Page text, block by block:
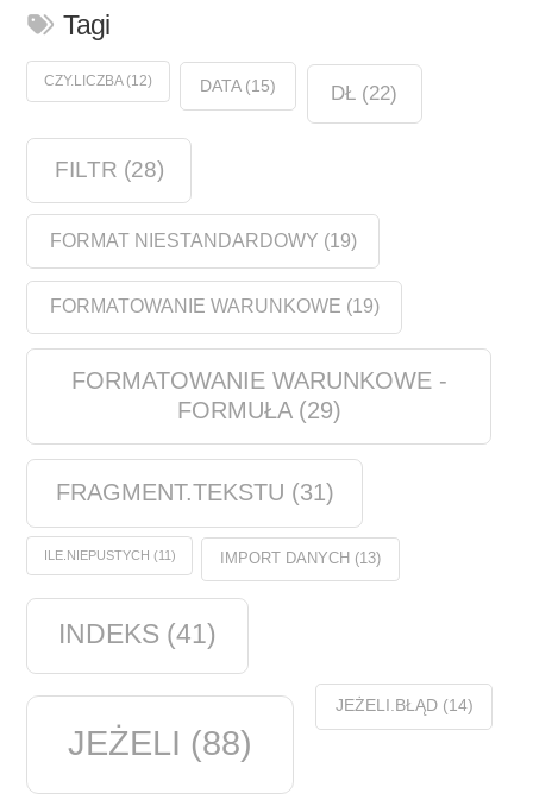
Tagi
CZY.LICZBA(12) DATA(15) DŁ (22)
FILTR (28)
FORMAT NIESTANDARDOWY (19)
FORMATOWANIE WARUNKOWE (19)
FORMATOWANIE WARUNKOWE -
FORMUŁA(29)
FRAGMENT.TEKSTU (31)
ILE.NIEPUSTYCH (11) IMPORT DANYCH (13)
INDEKS (41)
JEŻELI (88)
JEŻELI.BŁĄD(14)